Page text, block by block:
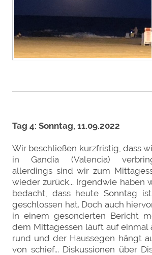
Tag 4: Sonntag, 11.09.2022
Wir beschließen kurzfristig, dass
in Gandía (Valencia)
allerdings sind wir zum
wieder zurück... Irgendwie haben
bedacht, dass heute Sonntag
geschlossen hat. Doch auch
in einem gesonderten Bericht
dem Mittagessen läuft auf einmal
rund und der Haussegen hängt
von schief... Diskussionen über